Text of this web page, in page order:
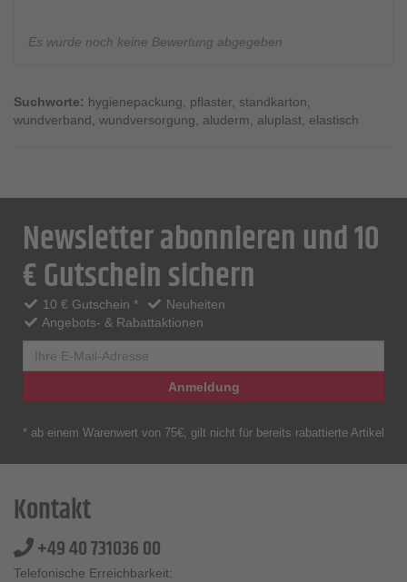
Es wurde noch keine Bewertung abgegeben
Suchworte: hygienepackung, pflaster, standkarton,
wundverband, wundversorgung, aluderm, aluplast, elastisch
Newsletter abonnieren und 10
€ Gutschein sichern
10 € Gutschein *
Neuheiten
Angebots- & Rabattaktionen
Anmeldung
* ab einem Warenwert von 75€, gilt nicht für bereits rabattierte Artikel
Kontakt
+49 40 731036 00
Telefonische Erreichbarkeit: